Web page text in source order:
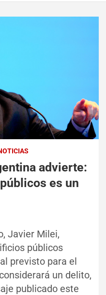
advierte:
es un
Javier Milei,
públicos
previsto para el
un delito,
publicado este